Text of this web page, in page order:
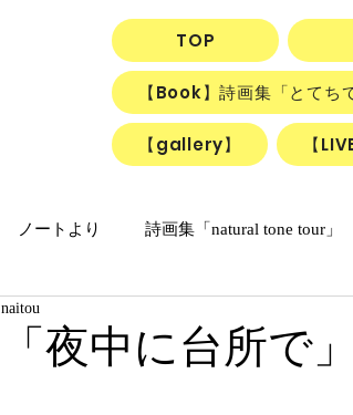
TOP
【Book】詩画集「とてち
【gallery】 【
ノートより 詩画集「natural tone tour」
猫
「夜中に台所で」
naitou